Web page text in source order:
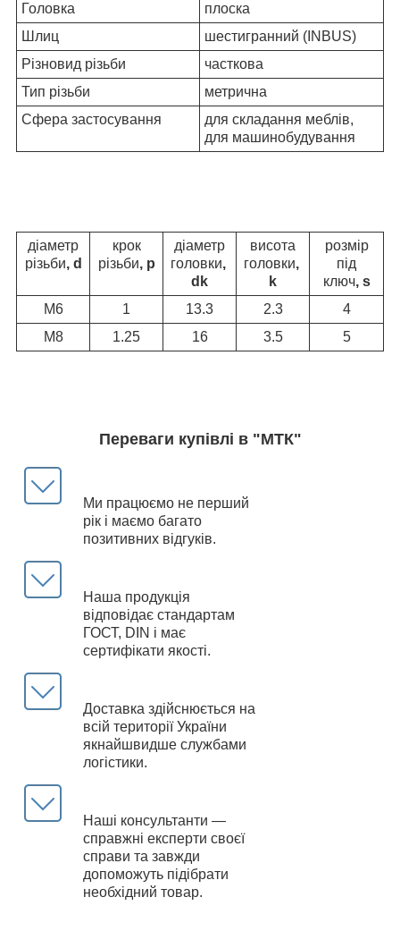
Головка
плоска
Шлиц
шестигранний (INBUS)
Різновид різьби
часткова
Тип різьби
метрична
Сфера застосування
для складання меблів,
для машинобудування
діаметр
різьби, d
крок
різьби, p
діаметр
головки,
d k
висота
головки,
k
розмір
під
ключ, s
М6
1 13.3 2.3
4
М8
1.25 16 3.5 5
Переваги купівлі в "МТК"
Ми працюємо не перший
рік і маємо багато
позитивних відгуків.
Наша продукція
відповідає стандартам
ГОСТ, DIN і має
сертифікати якості.
Доставка здійснюється на
всій території України
якнайшвидше службами
логістики.
Наші консультанти —
справжні експерти своєї
справи та завжди
допоможуть підібрати
необхідний товар.